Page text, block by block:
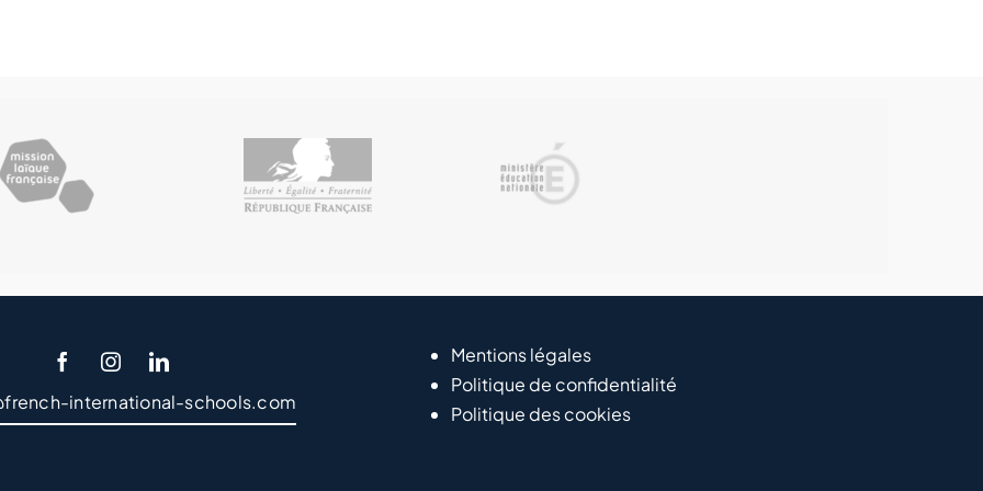
international-schools.com
Mentions légales
Politique de confidentialité
Politique des cookies